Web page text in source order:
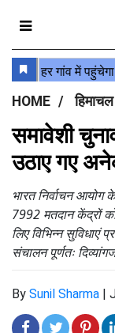
HOME
समावेशी
उठाए गए
भारत निर्वाचन आयोग
7992 मतदान केंद्रों
लिए विभिन्न सुविधाएं
संचालन पूर्णतः
By Sunil Sharma |